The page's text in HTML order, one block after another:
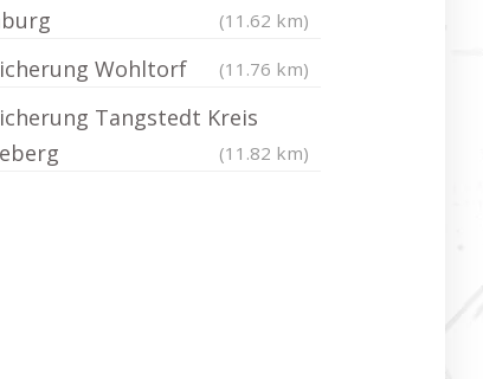
(11.62 km)
Wohltorf (11.76 km)
Tangstedt Kreis
(11.82 km)